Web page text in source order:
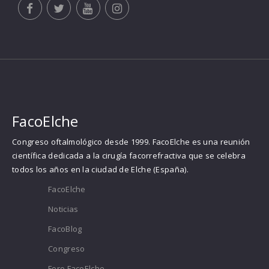
FacoElche
Congreso oftalmológico desde 1999. FacoElche es una reunión
científica dedicada a la cirugía facorrefractiva que se celebra
todos los años en la ciudad de Elche (España).
FacoElche
Noticias
FacoBlog
Congreso